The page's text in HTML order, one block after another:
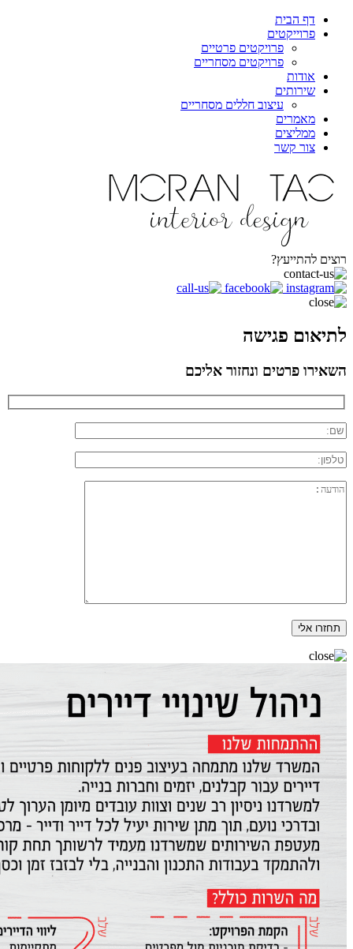
דף הבית
פרוייקטים
פרויקטים פרטיים
פרויקטים מסחריים
אודות
שירותים
עיצוב חללים מסחריים
מאמרים
ממליצים
צור קשר
רוצים להתייעץ?
לתיאום פגישה
השאירו פרטים ונחזור אליכם